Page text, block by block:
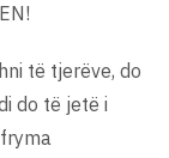
të tjerëve, do
do të jetë i